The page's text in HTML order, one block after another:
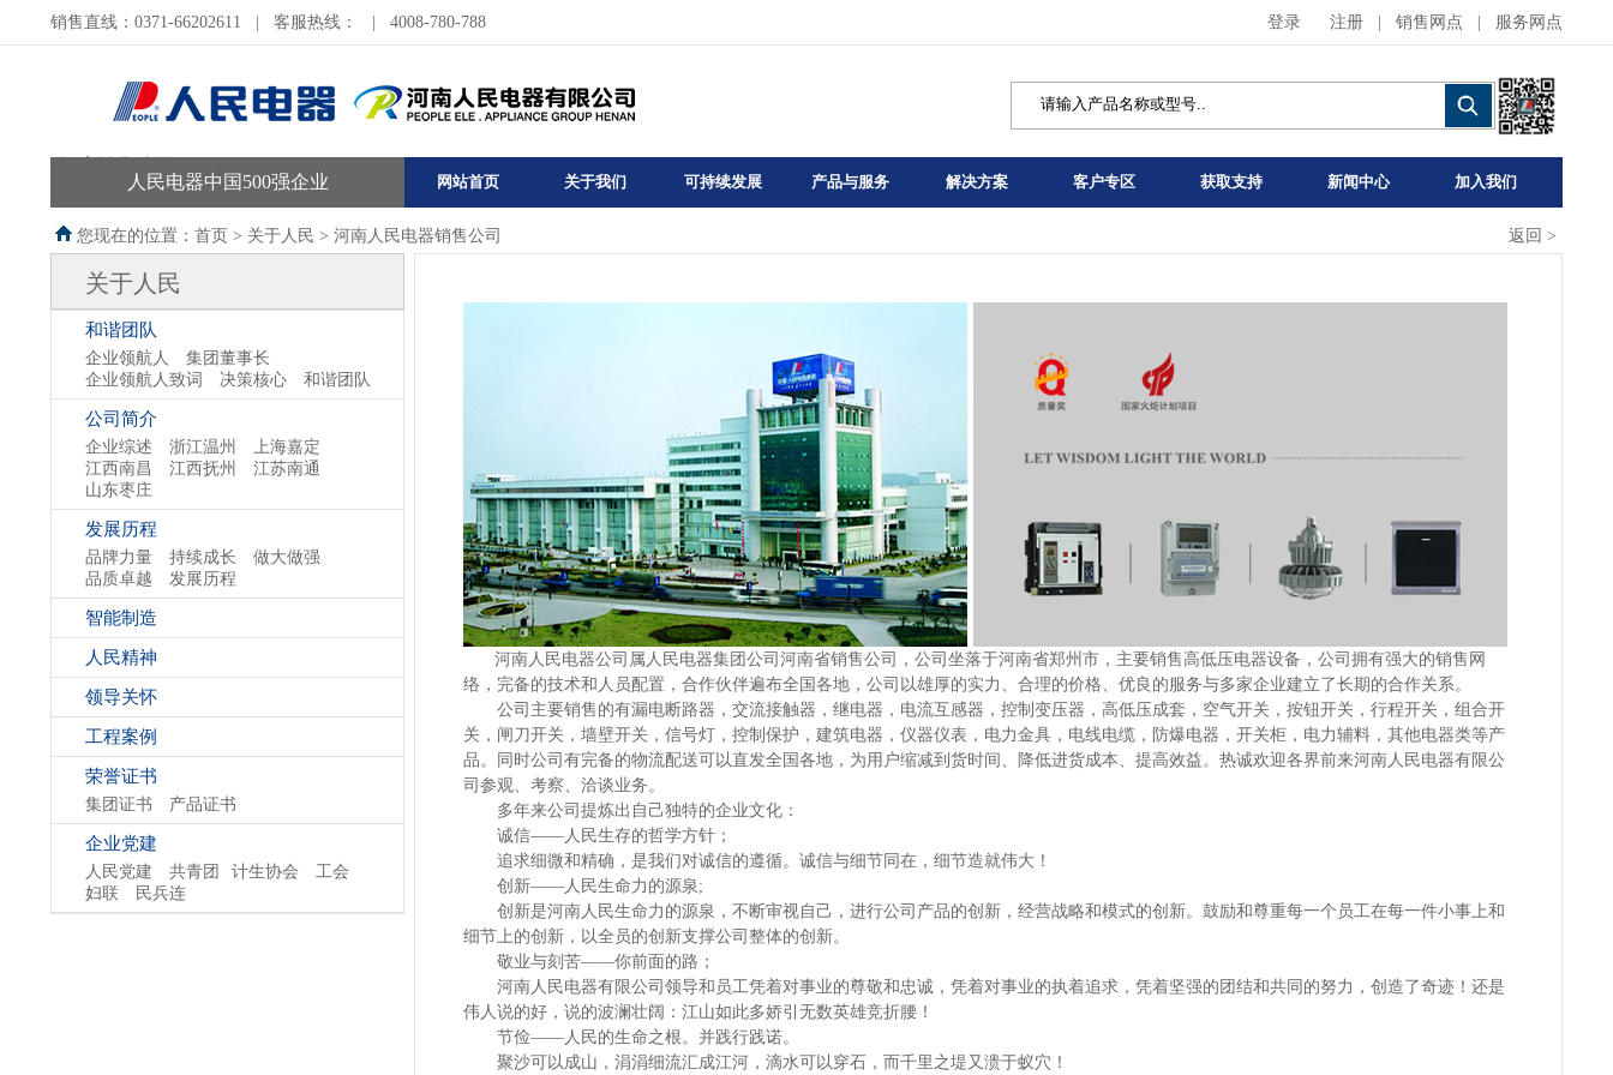
销售直线：0371-66202611 客服热线： 4008-780-788 登录 注册 销售网点 服务网点
人民电器中国500强企业 网站首页 关于我们 可持续发展 产品与服务 解决方案 客户专区 获取支持 新闻中心 加入我们
您现在的位置：首页 > 关于人民 > 河南人民电器销售公司 返回 >
关于人民
和谐团队
企业领航人
集团董事长
企业领航人致词
决策核心 和谐团队
公司简介
企业综述 浙江温州
上海嘉定
江西南昌
江西抚州
江苏南通
山东枣庄
发展历程
品牌力量 持续成长
做大做强
品质卓越
发展历程
智能制造
人民精神
领导关怀
工程案例
荣誉证书
集团证书 产品证书
企业党建
人民党建 共青团 计生协会
工会
妇联
民兵连
河南人民电器公司属人民电器集团公司河南省销售公司，公司坐落于河南省郑州市，主要销售高低压电器设备，公司拥有强大的销售网
络，完备的技术和人员配置，合作伙伴遍布全国各地，公司以雄厚的实力、合理的价格、优良的服务与多家企业建立了长期的合作关系。
公司主要销售的有漏电断路器，交流接触器，继电器，电流互感器，控制变压器，高低压成套，空气开关，按钮开关，行程开关，组合开
关，闸刀开关，墙壁开关，信号灯，控制保护，建筑电器，仪器仪表，电力金具，电线电缆，防爆电器，开关柜，电力辅料，其他电器类等产
品。同时公司有完备的物流配送可以直发全国各地，为用户缩减到货时间、降低进货成本、提高效益。热诚欢迎各界前来河南人民电器有限公
司参观、考察、洽谈业务。
多年来公司提炼出自己独特的企业文化：
诚信——人民生存的哲学方针；
追求细微和精确，是我们对诚信的遵循。诚信与细节同在，细节造就伟大！
创新——人民生命力的源泉 ;
创新是河南人民生命力的源泉，不断审视自己，进行公司产品的创新，经营战略和模式的创新。鼓励和尊重每一个员工在每一件小事上和
细节上的创新，以全员的创新支撑公司整体的创新。
敬业与刻苦——你前面的路；
河南人民电器有限公司领导和员工凭着对事业的尊敬和忠诚，凭着对事业的执着追求，凭着坚强的团结和共同的努力，创造了奇迹！还是
伟人说的好，说的波澜壮阔：江山如此多娇引无数英雄竞折腰！
节俭——人民的生命之根。并践行践诺。
聚沙可以成山，涓涓细流汇成江河，滴水可以穿石，而千里之堤又溃于蚁穴！